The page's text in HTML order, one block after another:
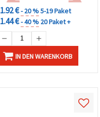
1.92 €- 20 %5-19 Paket
1.44 €- 40 % 20 Paket +
IN DEN WARENKORB